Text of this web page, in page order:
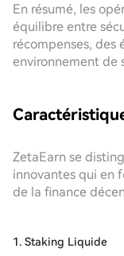
En résumé, les
équilibre entre
récompenses, des
environnement de
ZetaEarn se
innovantes qui en
de la finance
1. Staking Liquide